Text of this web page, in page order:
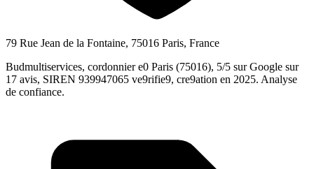
79 Rue Jean de la Fontaine, 75016 Paris, France
Budmultiservices, cordonnier e0 Paris (75016), 5/5 sur Google sur
17 avis, SIREN 939947065 ve9rifie9, cre9ation en 2025. Analyse
de confiance.